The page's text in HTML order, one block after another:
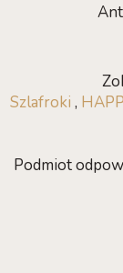
Szlafroki ,
Podmiot